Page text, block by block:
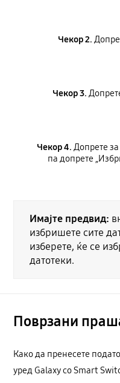
Чекор 2.
Чекор 3.
Чекор 4. Допрете
па допрете
Имајте предвид:
избришете сите
изберете, ќе се
датотеки.
Поврзани
Како да пренесете
уред Galaxy со Smart